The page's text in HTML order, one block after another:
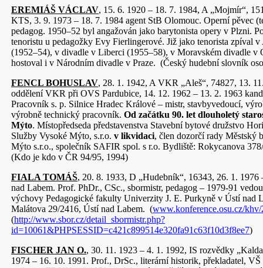
EREMIÁŠ VÁCLAV, 15. 6. 1920 – 18. 7. 1984, A „Mojmír“,
KTS, 3. 9. 1973 – 18. 7. 1984 agent StB Olomouc. Operní pěvec
pedagog. 1950–52 byl angažován jako barytonista opery v Plzni.
tenoristu u pedagožky Evy Fierlingerové. Již jako tenorista zpíval v
(1952–54), v divadle v Liberci (1955–58), v Moravském divadle v
hostoval i v Národním divadle v Praze. (Český hudební slovník
FENCL BOHUSLAV, 28. 1. 1942, A VKR „Aleš“, 74827, 13.
oddělení VKR při OVS Pardubice, 14. 12. 1962 – 13. 2. 1963
Pracovník s. p. Silnice Hradec Králové – mistr, stavbyvedoucí,
výrobně technický pracovník. Od začátku 90. let dlouholetý
Mýto. Místopředseda představenstva Stavební bytové družstvo
Služby Vysoké Mýto, s.r.o. v likvidaci, člen dozorčí rady Městský
Mýto s.r.o., společník SAFIR spol. s r.o. Bydliště: Rokycanova
(Kdo je kdo v ČR 94/95, 1994)
FIALA TOMÁŠ, 20. 8. 1933, D „Hudebník“, 16343, 26. 1. 1976
nad Labem. Prof. PhDr., CSc., sbormistr, pedagog – 1979-91
výchovy Pedagogické fakulty Univerzity J. E. Purkyně v Ústí nad
Malátova 29/2416, Ústí nad Labem. (www.konference.osu.cz/
(http://www.sbor.cz/detail_sbormistr.php?
id=10061&PHPSESSID=c421c899514e320fa91c63f10d3f8ee7)
FISCHER JAN O., 30. 11. 1923 – 4. 1. 1992, IS rozvědky
1974 – 16. 10. 1991. Prof., DrSc., literární historik, překladatel, VŠ